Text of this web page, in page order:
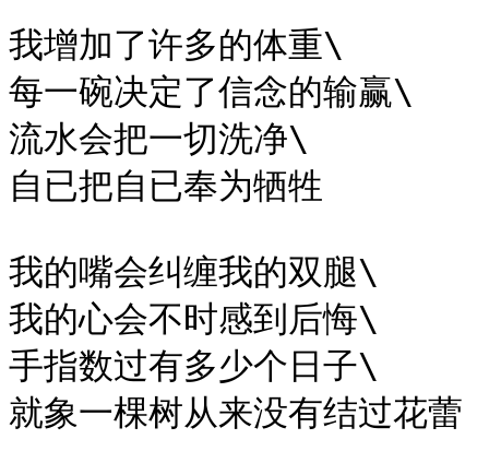
我增加了许多的体重\
每一碗决定了信念的输赢\
流水会把一切洗净\
自已把自已奉为牺牲
我的嘴会纠缠我的双腿\
我的心会不时感到后悔\
手指数过有多少个日子\
就象一棵树从来没有结过花蕾